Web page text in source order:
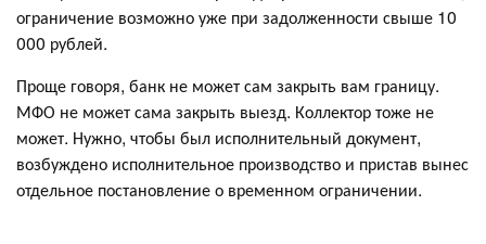
ограничение возможно уже при задолженности свыше 10
000 рублей.
Проще говоря, банк не может сам закрыть вам границу.
МФО не может сама закрыть выезд. Коллектор тоже не
может. Нужно, чтобы был исполнительный документ,
возбуждено исполнительное производство и пристав вынес
отдельное постановление о временном ограничении.